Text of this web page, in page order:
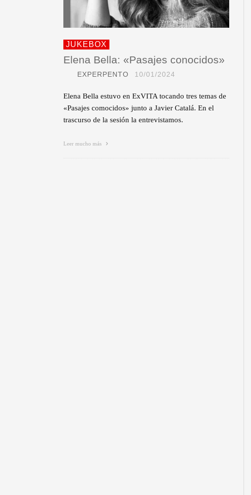
JUKEBOX
Elena Bella: «Pasajes conocidos»
EXPERPENTO 10/01/2024
Elena Bella estuvo en ExVITA tocando tres temas de
«Pasajes comocidos» junto a Javier Catalá. En el
trascurso de la sesión la entrevistamos.
Leer mucho más